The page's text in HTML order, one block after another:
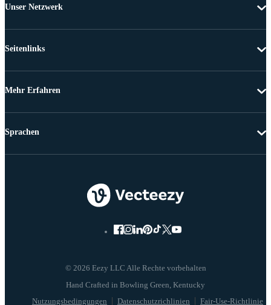
Unser Netzwerk
Seitenlinks
Mehr Erfahren
© 2026 Eezy LLC Alle Rechte vorbehalten
Nutzungsbedingungen Datenschutzrichlinien Fair-Use-Richtlinie
Sprachen